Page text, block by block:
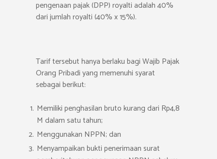
pengenaan pajak (DPP) royalti adalah 40%
dari jumlah royalti (40% x 15%).
Tarif tersebut hanya berlaku bagi Wajib Pajak
Orang Pribadi yang memenuhi syarat
sebagai berikut:
Memiliki penghasilan bruto kurang dari Rp4,8
M dalam satu tahun;
Menggunakan NPPN; dan
Menyampaikan bukti penerimaan surat